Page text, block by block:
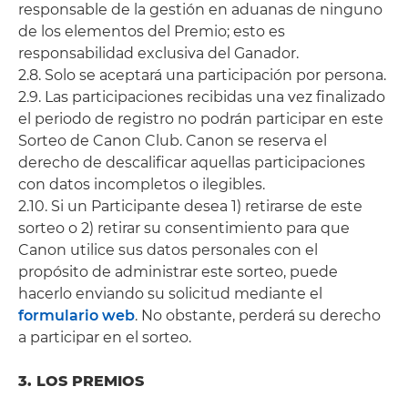
responsable de la gestión en aduanas de ninguno
de los elementos del Premio; esto es
responsabilidad exclusiva del Ganador.
2.8. Solo se aceptará una participación por persona.
2.9. Las participaciones recibidas una vez finalizado
el periodo de registro no podrán participar en este
Sorteo de Canon Club. Canon se reserva el
derecho de descalificar aquellas participaciones
con datos incompletos o ilegibles.
2.10. Si un Participante desea 1) retirarse de este
sorteo o 2) retirar su consentimiento para que
Canon utilice sus datos personales con el
propósito de administrar este sorteo, puede
hacerlo enviando su solicitud mediante el
formulario web. No obstante, perderá su derecho
a participar en el sorteo.
3. LOS PREMIOS